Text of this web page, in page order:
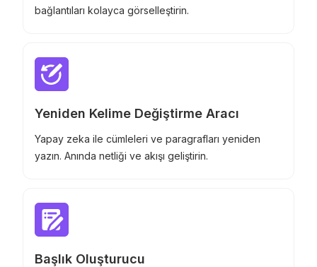
bağlantıları kolayca görselleştirin.
Yeniden Kelime Değiştirme Aracı
Yapay zeka ile cümleleri ve paragrafları yeniden
yazın. Anında netliği ve akışı geliştirin.
Başlık Oluşturucu